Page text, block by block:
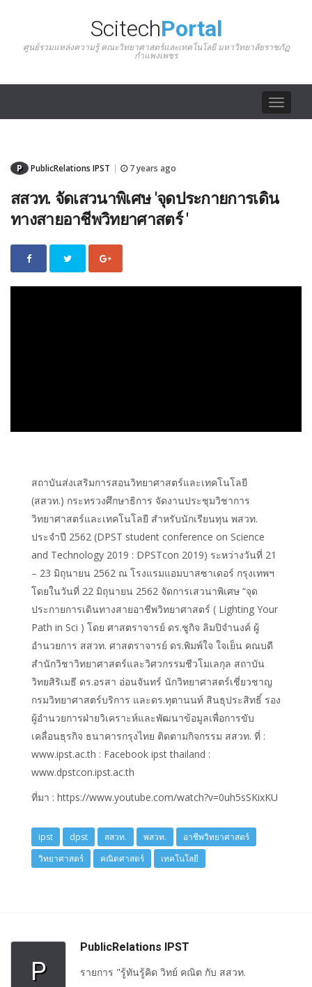
ScitechPortal
ศูนย์รวมแหล่งความรู้ คณะวิทยาศาสตร์และเทคโนโลยี มหาวิทยาลัยราชภัฏ
กำแพงเพชร
Toggle
P PublicRelations IPST 7 years ago
สสวท. จัดเสวนาพิเศษ 'จุดประกายการเดิน
ทางสายอาชีพวิทยาศาสตร์ '
สถาบันส่งเสริมการสอนวิทยาศาสตร์และเทคโนโลยี
(สสวท.) กระทรวงศึกษาธิการ จัดงานประชุมวิชาการ
วิทยาศาสตร์และเทคโนโลยี สำหรับนักเรียนทุน พสวท.
ประจำปี 2562 (DPST student conference on Science
and Technology 2019 : DPSTcon 2019) ระหว่างวันที่ 21
– 23 มิถุนายน 2562 ณ โรงแรมแอมบาสซาเดอร์ กรุงเทพฯ
โดยในวันที่ 22 มิถุนายน 2562 จัดการเสวนาพิเศษ “จุด
ประกายการเดินทางสายอาชีพวิทยาศาสตร์ ( Lighting Your
Path in Sci ) โดย ศาสตราจารย์ ดร.ชูกิจ ลิมปิจำนงค์ ผู้
อำนวยการ สสวท. ศาสตราจารย์ ดร.พิมพ์ใจ ใจเย็น คณบดี
สำนักวิชาวิทยาศาสตร์และวิศวกรรมชีวโมเลกุล สถาบัน
วิทยสิริเมธี ดร.อรสา อ่อนจันทร์ นักวิทยาศาสตร์เชี่ยวชาญ
กรมวิทยาศาสตร์บริการ และดร.ทุตานนท์ สินธุประสิทธิ์ รอง
ผู้อำนวยการฝ่ายวิเคราะห์และพัฒนาข้อมูลเพื่อการขับ
เคลื่อนธุรกิจ ธนาคารกรุงไทย ติดตามกิจกรรม สสวท. ที่ :
www.ipst.ac.th : Facebook ipst thailand :
www.dpstcon.ipst.ac.th
ที่มา : https://www.youtube.com/watch?v=0uh5sSKixKU
ipst dpst สสวท. พสวท.
อาชีพวิทยาศาสตร์
วิทยาศาสตร์
คณิตศาสตร์ เทคโนโลยี
P
PublicRelations IPST
รายการ "รู้ทันรู้คิด วิทย์ คณิต กับ สสวท.